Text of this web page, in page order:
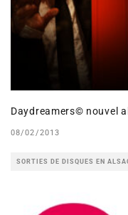
Daydreamers© nouvel
08/02/2013
SORTIES DE DISQUES EN